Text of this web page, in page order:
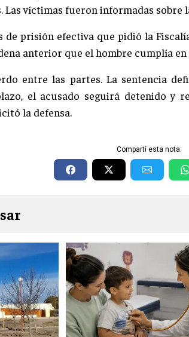
Las víctimas fueron informadas sobre
de prisión efectiva que pidió la
anterior que el hombre cumplía
entre las partes. La sentencia
el acusado seguirá detenido
la defensa.
Compartí esta nota: